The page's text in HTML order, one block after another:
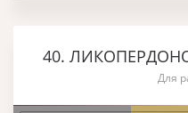
40.
Для